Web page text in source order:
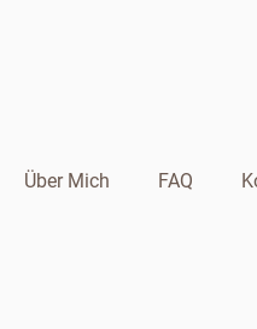
Über Mich FAQ